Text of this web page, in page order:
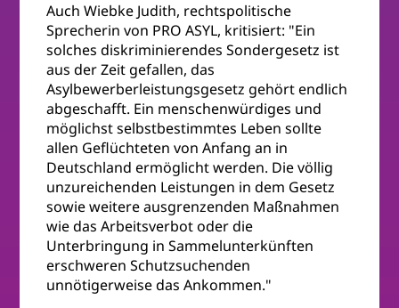
Auch Wiebke Judith, rechtspolitische
Sprecherin von PRO ASYL, kritisiert: "Ein
solches diskriminierendes Sondergesetz ist
aus der Zeit gefallen, das
Asylbewerberleistungsgesetz gehört endlich
abgeschafft. Ein menschenwürdiges und
möglichst selbstbestimmtes Leben sollte
allen Geflüchteten von Anfang an in
Deutschland ermöglicht werden. Die völlig
unzureichenden Leistungen in dem Gesetz
sowie weitere ausgrenzenden Maßnahmen
wie das Arbeitsverbot oder die
Unterbringung in Sammelunterkünften
erschweren Schutzsuchenden
unnötigerweise das Ankommen."